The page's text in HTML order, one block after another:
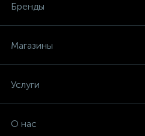
Бренды
Магазины
Услуги
О нас